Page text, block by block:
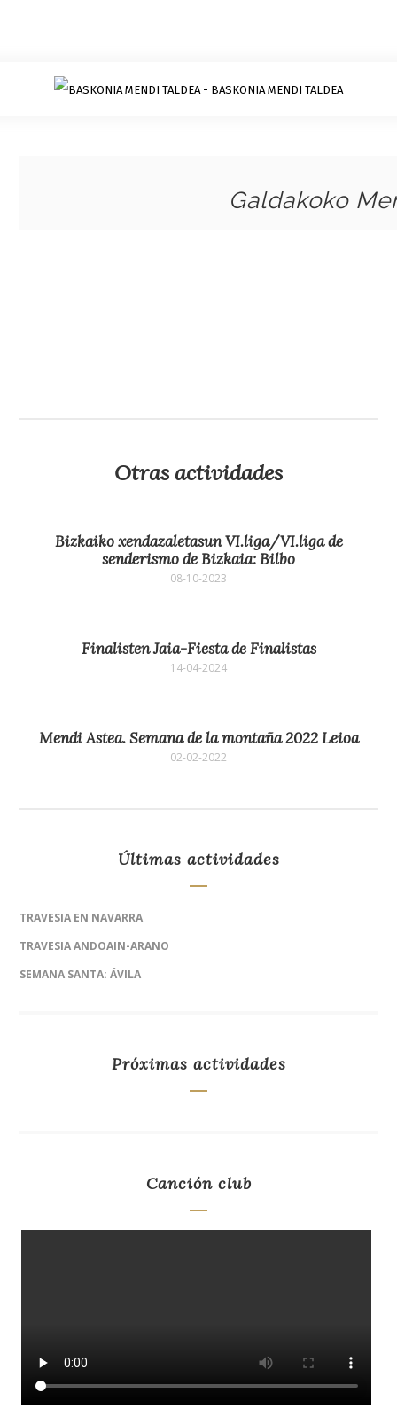
Galdakoko
Otras actividades
Bizkaiko xendazaletasun VI.liga/VI.liga de
senderismo de Bizkaia: Bilbo
08-10-2023
Finalisten Jaia-Fiesta de Finalistas
14-04-2024
Mendi Astea. Semana de la montaña 2022 Leioa
02-02-2022
Últimas actividades
TRAVESIA EN NAVARRA
TRAVESIA ANDOAIN-ARANO
SEMANA SANTA: ÁVILA
Próximas actividades
Canción club